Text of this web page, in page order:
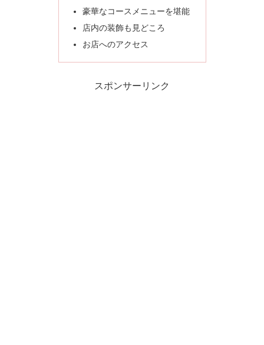
豪華なコースメニューを堪能
店内の装飾も見どころ
お店へのアクセス
スポンサーリンク